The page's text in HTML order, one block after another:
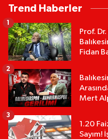
Trend Haberler
Prof.
Fidan
1
Mert
2
1.20
Sayım!
3